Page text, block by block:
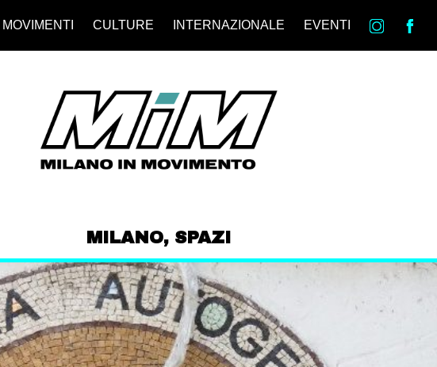
MOVIMENTI CULTURE INTERNAZIONALE EVENTI in
MILANO, SPAZI